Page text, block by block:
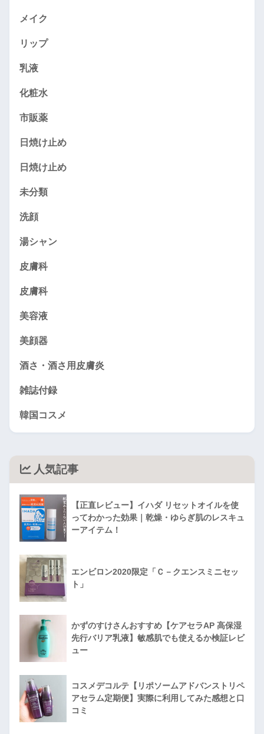
メイク
リップ
乳液
化粧水
市販薬
日焼け止め
日焼け止め
未分類
洗顔
湯シャン
皮膚科
皮膚科
美容液
美顔器
酒さ・酒さ用皮膚炎
雑誌付録
韓国コスメ
人気記事
【正直レビュー】イハダ リセットオイルを使
ってわかった効果｜乾燥・ゆらぎ肌のレスキュ
ーアイテム！
エンビロン2020限定「Ｃ－クエンスミニセッ
ト」
かずのすけさんおすすめ【ケアセラAP 高保湿
先行バリア乳液】敏感肌でも使えるか検証レビ
ュー
コスメデコルテ【リポソームアドバンストリペ
アセラム定期便】実際に利用してみた感想と口
コミ